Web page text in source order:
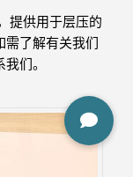
提供用于层压的
需了解有关我们
们。